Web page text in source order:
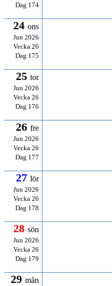
Dag 174
24 ons
Jun 2026
Vecka 26
Dag 175
25 tor
Jun 2026
Vecka 26
Dag 176
26 fre
Jun 2026
Vecka 26
Dag 177
27 lör
Jun 2026
Vecka 26
Dag 178
28 sön
Jun 2026
Vecka 26
Dag 179
29 mån